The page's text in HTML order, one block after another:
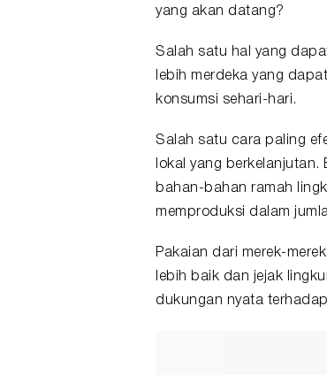
yang akan datang?
Salah satu hal yang
lebih merdeka yang
konsumsi sehari-hari.
Salah satu cara paling
lokal yang
bahan-bahan ramah
memproduksi dalam
Pakaian dari merek-
lebih baik dan jejak
dukungan nyata